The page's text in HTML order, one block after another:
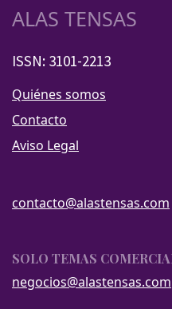
ALAS TENSAS
ISSN: 3101-2213
Quiénes somos
Contacto
Aviso Legal
contacto@alastensas.com
SOLO TEMAS
negocios@alastensas.com